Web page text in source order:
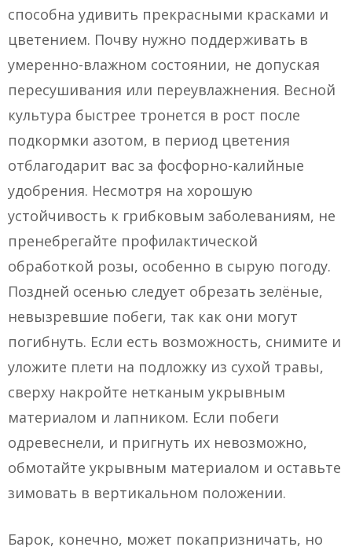
способна удивить прекрасными красками и
цветением. Почву нужно поддерживать в
умеренно-влажном состоянии, не допуская
пересушивания или переувлажнения. Весной
культура быстрее тронется в рост после
подкормки азотом, в период цветения
отблагодарит вас за фосфорно-калийные
удобрения. Несмотря на хорошую
устойчивость к грибковым заболеваниям, не
пренебрегайте профилактической
обработкой розы, особенно в сырую погоду.
Поздней осенью следует обрезать зелёные,
невызревшие побеги, так как они могут
погибнуть. Если есть возможность, снимите и
уложите плети на подложку из сухой травы,
сверху накройте нетканым укрывным
материалом и лапником. Если побеги
одревеснели, и пригнуть их невозможно,
обмотайте укрывным материалом и оставьте
зимовать в вертикальном положении.
Барок, конечно, может покапризничать, но